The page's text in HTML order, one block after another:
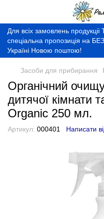
Для всіх замовлень
спеціальна пропозиція на
Україні Новою поштою!
Засоби для прибирання
Органічний
дитячої кімнати
Organic 250 мл.
Артикул: 000401 Написати